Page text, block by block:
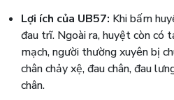
Lợi ích của UB57: Khi bấm
đau trĩ. Ngoài ra, huyệt còn có
mạch, người thường xuyên bị
chân chảy xệ, đau chân, đau
chân.